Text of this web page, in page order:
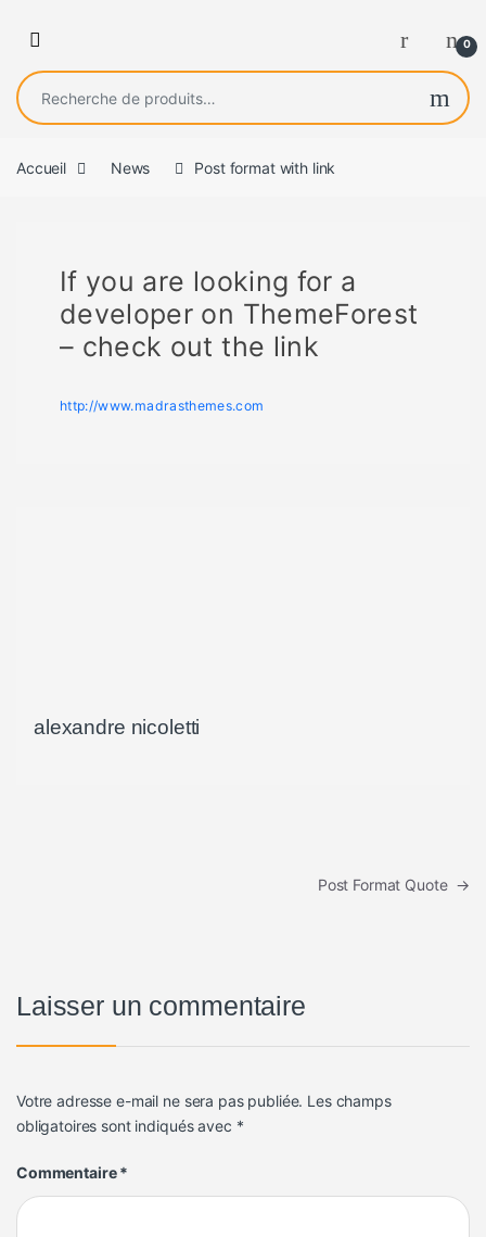
0
Recherche pour :
Accueil News Post format with link
If you are looking for a
developer on ThemeForest
– check out the link
http://www.madrasthemes.com
alexandre nicoletti
Post Format Quote →
Laisser un commentaire
Votre adresse e-mail ne sera pas publiée. Les champs
obligatoires sont indiqués avec *
Commentaire*